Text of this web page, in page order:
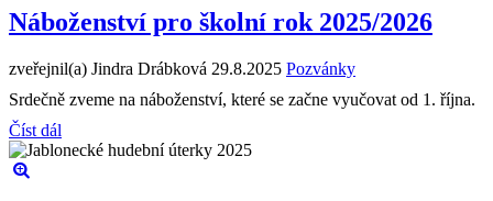
Náboženství pro školní rok 2025/2026
zveřejnil(a) Jindra Drábková 29.8.2025 Pozvánky
Srdečně zveme na náboženství, které se začne vyučovat od 1. října.
Číst dál